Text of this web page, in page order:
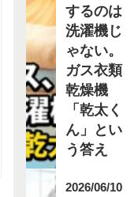
『エアチェックデー』！
『エアチェックデー』！
するのは
洗濯機じ
ゃない。
ガス衣類
乾燥機
「乾太く
ん」とい
う答え
2026/06/10